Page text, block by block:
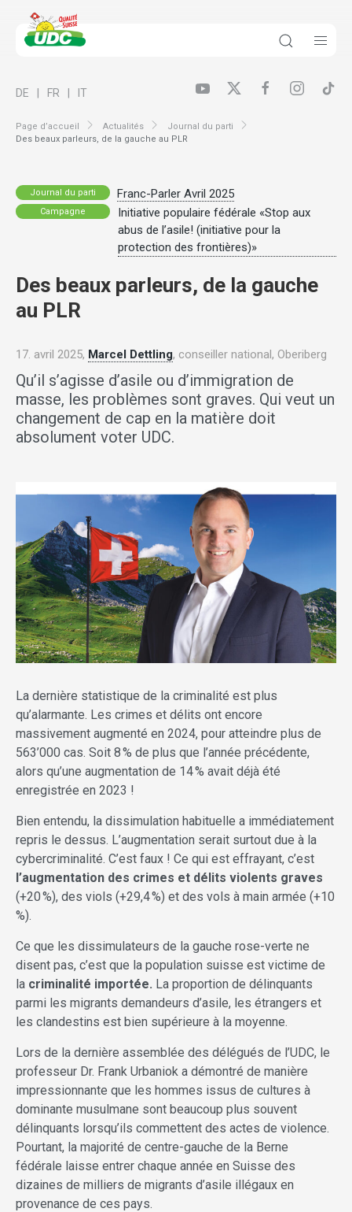
Page d’accueil Actualités
Journal du parti
Des beaux parleurs, de la gauche au PLR
DE FR IT
Journal du parti Franc-Parler Avril 2025
Campagne
Initiative populaire fédérale «Stop aux
abus de l’asile! (initiative pour la
protection des frontières)»
Des beaux parleurs, de la gauche
au PLR
17. avril 2025, Marcel Dettling, conseiller national, Oberiberg
Qu’il s’agisse d’asile ou d’immigration de
masse, les problèmes sont graves. Qui veut un
changement de cap en la matière doit
absolument voter UDC.
La dernière statistique de la criminalité est plus
qu’alarmante. Les crimes et délits ont encore
massivement augmenté en 2024, pour atteindre plus de
563’000 cas. Soit 8 % de plus que l’année précédente,
alors qu’une augmentation de 14 % avait déjà été
enregistrée en 2023 !
Bien entendu, la dissimulation habituelle a immédiatement
repris le dessus. L’augmentation serait surtout due à la
cybercriminalité. C’est faux ! Ce qui est effrayant, c’est
l’augmentation des crimes et délits violents graves
(+20 %), des viols (+29,4 %) et des vols à main armée (+10
%).
Ce que les dissimulateurs de la gauche rose-verte ne
disent pas, c’est que la population suisse est victime de
la criminalité importée. La proportion de délinquants
parmi les migrants demandeurs d’asile, les étrangers et
les clandestins est bien supérieure à la moyenne.
Lors de la dernière assemblée des délégués de l’UDC, le
professeur Dr. Frank Urbaniok a démontré de manière
impressionnante que les hommes issus de cultures à
dominante musulmane sont beaucoup plus souvent
délinquants lorsqu’ils commettent des actes de violence.
Pourtant, la majorité de centre-gauche de la Berne
fédérale laisse entrer chaque année en Suisse des
dizaines de milliers de migrants d’asile illégaux en
provenance de ces pays.